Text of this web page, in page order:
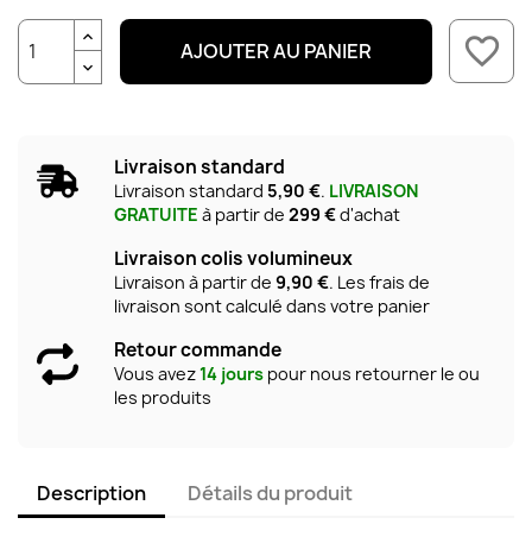
AJOUTER AU PANIER favorite_border
Livraison standard
Livraison standard 5,90 €. LIVRAISON
GRATUITE à partir de 299 €d'achat
Livraison colis volumineux
Livraison à partir de 9,90 €. Les frais de
livraison sont calculé dans votre panier
Retour commande
Vous avez14 jours pour nous retourner le ou
les produits
Description Détails du produit